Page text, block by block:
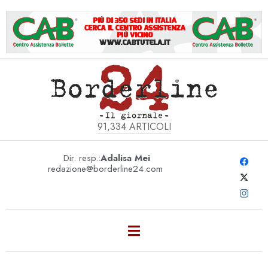
91,334ARTICOLI
Dir. resp.:Adalisa Mei
redazione@borderline24.com